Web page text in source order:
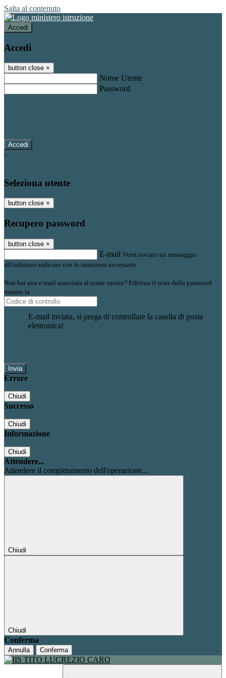
Salta al contenuto
Accedi
Accedi
button close ×
Nome Utente
Password
-
Seleziona utente
button close ×
Recupero password
button close ×
E-mail Verrà inviato un messaggio
all'indirizzo indicato con le istruzioni necessarie.
Non hai una e-mail associata al nome utente? Effettua il reset della password
tramite la
E-mail inviata, si prega di controllare la casella di posta
elettronica!
Errore
Chiudi
Successo
Chiudi
Informazione
Chiudi
Attendere...
Attendere il completamento dell'operazione...
Chiudi
Chiudi
Conferma
Annulla Conferma